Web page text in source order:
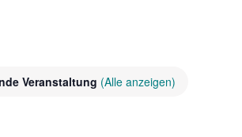
Veranstaltung (Alle anzeigen)